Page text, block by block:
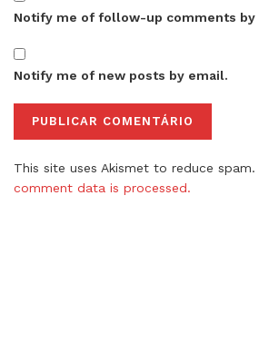
Notify me of follow-up comments by
Notify me of new posts by email.
This site uses Akismet to reduce spam.
comment data is processed.